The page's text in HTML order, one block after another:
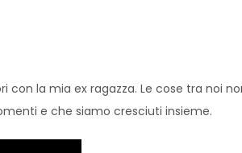
la mia ex ragazza. Le cose tra noi
e che siamo cresciuti insieme.